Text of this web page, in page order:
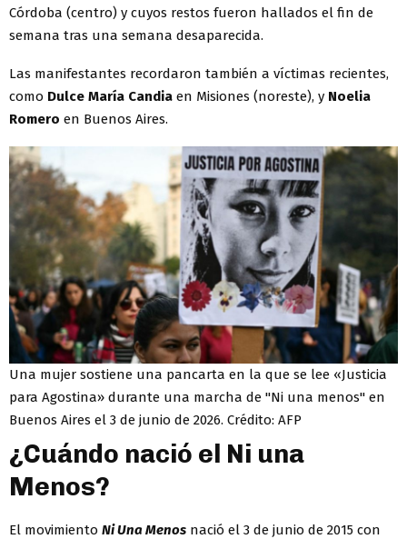
Córdoba (centro) y cuyos restos fueron hallados el fin de
semana tras una semana desaparecida.
Las manifestantes recordaron también a víctimas recientes,
como Dulce María Candia en Misiones (noreste), y Noelia
Romero en Buenos Aires.
Una mujer sostiene una pancarta en la que se lee «Justicia
para Agostina» durante una marcha de "Ni una menos" en
Buenos Aires el 3 de junio de 2026. Crédito: AFP
¿Cuándo nació el Ni una
Menos?
El movimiento Ni Una Menos nació el 3 de junio de 2015 con